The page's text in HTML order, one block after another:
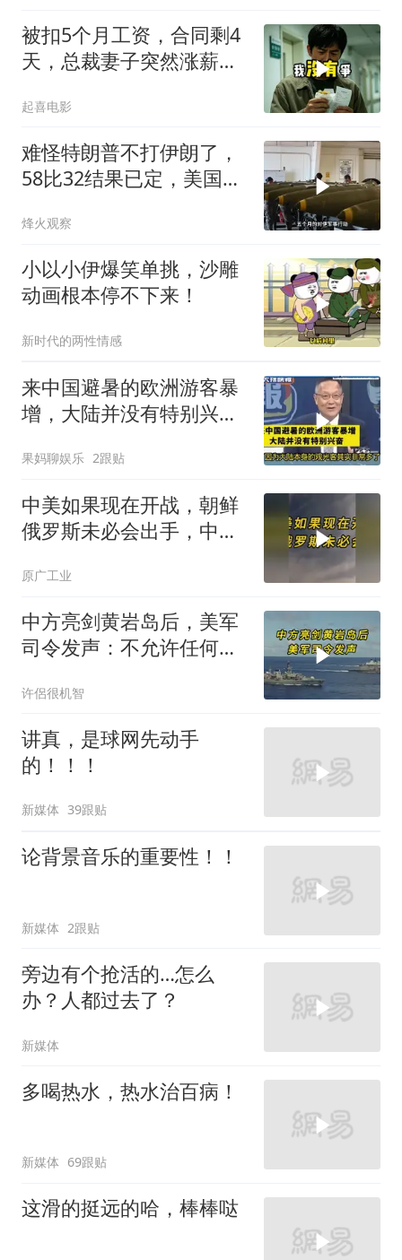
被扣5个月工资，合同剩4
天，总裁妻子突然涨薪续
起喜电影
难怪特朗普不打伊朗了，
58比32结果已定，美国专
烽火观察
小以小伊爆笑单挑，沙雕
动画根本停不下来！
新时代的两性情感
来中国避暑的欧洲游客暴
增，大陆并没有特别兴
果妈聊娱乐 2跟贴
中美如果现在开战，朝鲜
俄罗斯未必会出手，中国
原广工业
中方亮剑黄岩岛后，美军
司令发声：不允许任何国
许侶很机智
讲真，是球网先动手
的！！！
新媒体 39跟贴
论背景音乐的重要性！！
新媒体 2跟贴
旁边有个抢活的…怎么
办？人都过去了？
新媒体
多喝热水，热水治百病！
新媒体 69跟贴
这滑的挺远的哈，棒棒哒